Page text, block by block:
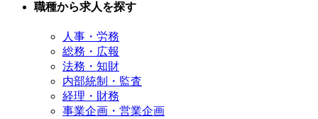
職種から求人を探す
人事・労務
総務・広報
法務・知財
内部統制・監査
経理・財務
事業企画・営業企画